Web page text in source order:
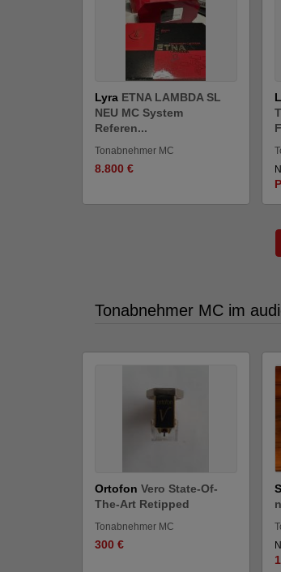
Lyra ETNA LAMBDA SL
NEU MC System
Referen...
Tonabnehmer MC
8.800 €
Tonabnehmer MC im
Ortofon Vero State-Of-
The-Art Retipped
Tonabnehmer MC
300 €